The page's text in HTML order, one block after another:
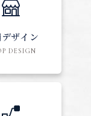
ザイン
DESIGN